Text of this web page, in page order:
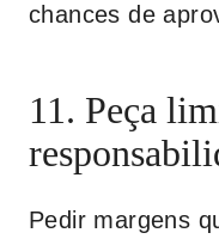
chances de
11. Peça
Pedir margens